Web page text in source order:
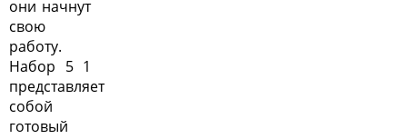
они начнут
свою
работу.
Набор 5 1
представляет
собой
готовый